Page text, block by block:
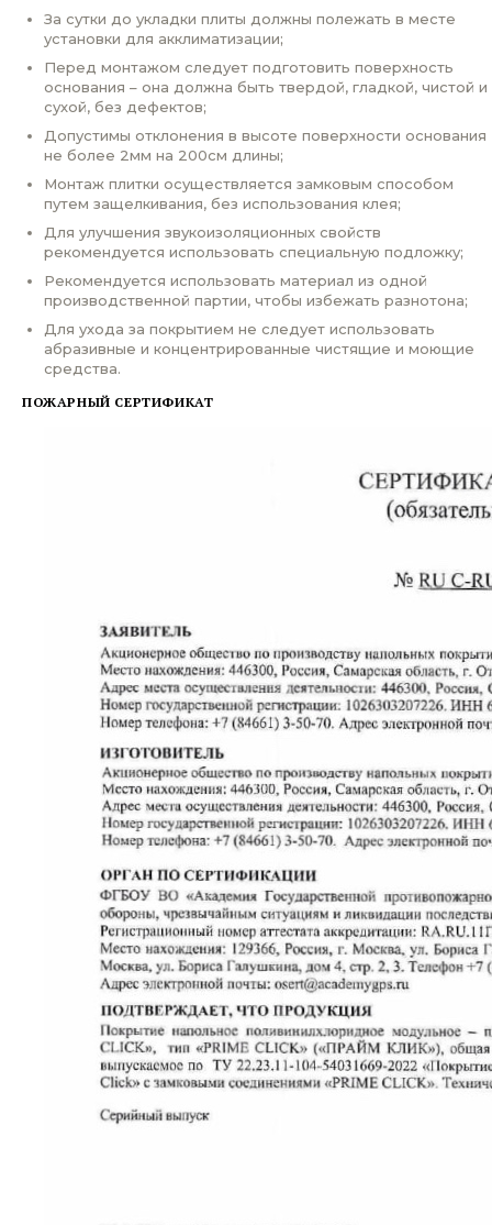
За сутки до укладки плиты должны полежать в месте
установки для акклиматизации;
Перед монтажом следует подготовить поверхность
основания – она должна быть твердой, гладкой, чистой и
сухой, без дефектов;
Допустимы отклонения в высоте поверхности основания
не более 2мм на 200см длины;
Монтаж плитки осуществляется замковым способом
путем защелкивания, без использования клея;
Для улучшения звукоизоляционных свойств
рекомендуется использовать специальную подложку;
Рекомендуется использовать материал из одной
производственной партии, чтобы избежать разнотона;
Для ухода за покрытием не следует использовать
абразивные и концентрированные чистящие и моющие
средства.
ПОЖАРНЫЙ СЕРТИФИКАТ